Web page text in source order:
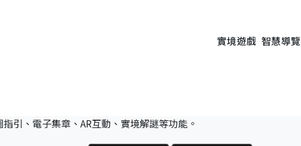
實境遊戲 智慧導覽
引、電子集章、AR互動、實境解謎等功能。